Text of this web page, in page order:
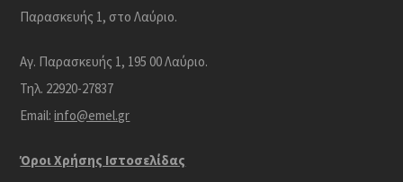
Παρασκευής 1, στο Λαύριο.
Αγ. Παρασκευής 1, 195 00 Λαύριο.
Τηλ. 22920-27837
Email:info@emel.gr
Όροι Χρήσης Iστοσελίδας